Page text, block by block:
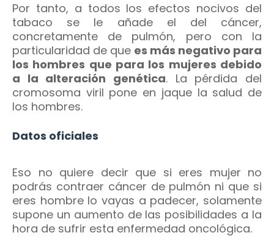
Por tanto, a todos los efectos nocivos del
tabaco se le añade el del cáncer,
concretamente de pulmón, pero con la
particularidad de que es más negativo para
los hombres que para los mujeres debido
a la alteración genética. La pérdida del
cromosoma viril pone en jaque la salud de
los hombres.
Datos oficiales
Eso no quiere decir que si eres mujer no
podrás contraer cáncer de pulmón ni que si
eres hombre lo vayas a padecer, solamente
supone un aumento de las posibilidades a la
hora de sufrir esta enfermedad oncológica.